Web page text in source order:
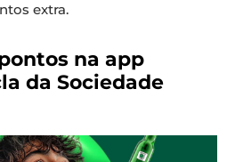
extra.
na app
da Sociedade